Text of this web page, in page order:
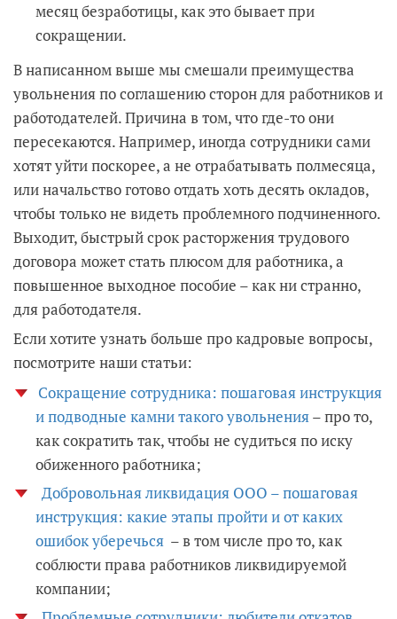
месяц безработицы, как это бывает при
сокращении.
В написанном выше мы смешали преимущества
увольнения по соглашению сторон для работников и
работодателей. Причина в том, что где-то они
пересекаются. Например, иногда сотрудники сами
хотят уйти поскорее, а не отрабатывать полмесяца,
или начальство готово отдать хоть десять окладов,
чтобы только не видеть проблемного подчиненного.
Выходит, быстрый срок расторжения трудового
договора может стать плюсом для работника, а
повышенное выходное пособие – как ни странно,
для работодателя.
Если хотите узнать больше про кадровые вопросы,
посмотрите наши статьи:
Сокращение сотрудника: пошаговая инструкция
и подводные камни такого увольнения– про то,
как сократить так, чтобы не судиться по иску
обиженного работника;
Добровольная ликвидация ООО – пошаговая
инструкция: какие этапы пройти и от каких
ошибок уберечься – в том числе про то, как
соблюсти права работников ликвидируемой
компании;